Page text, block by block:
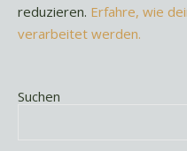
reduzieren. Erfahre, wie
verarbeitet werden.
Suchen